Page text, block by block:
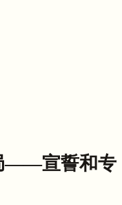
——宣誓和专